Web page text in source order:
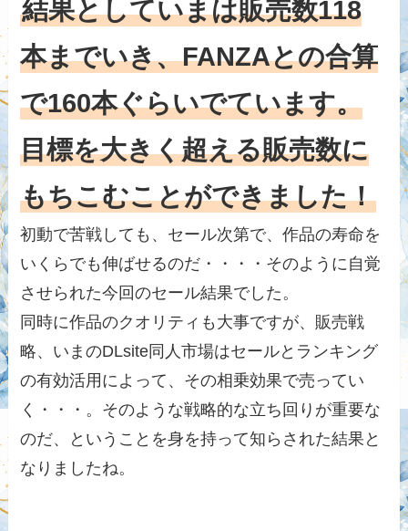
結果としていまは販売数118
本までいき、FANZAとの合算
で160本ぐらいでています。
目標を大きく超える販売数に
もちこむことができました！
初動で苦戦しても、セール次第で、作品の寿命を
いくらでも伸ばせるのだ・・・・そのように自覚
させられた今回のセール結果でした。
同時に作品のクオリティも大事ですが、販売戦
略、いまのDLsite同人市場はセールとランキング
の有効活用によって、その相乗効果で売ってい
く・・・。そのような戦略的な立ち回りが重要な
のだ、ということを身を持って知らされた結果と
なりましたね。